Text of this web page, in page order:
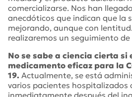
comercializarse. Nos han
anecdóticos que indican que la
mejorando, aunque con
realizaremos un seguimiento de
No se sabe a ciencia cierta si
medicamento eficaz para la
19. Actualmente, se está
varios pacientes hospitalizados
inmediatamente después del